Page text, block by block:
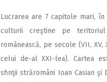
Lucrarea are 7 capitole mari,
culturii creştine pe
românească, pe secole (VII,
celui de-al XXI-lea). Cartea
sfinţii străromâni Ioan Casian şi